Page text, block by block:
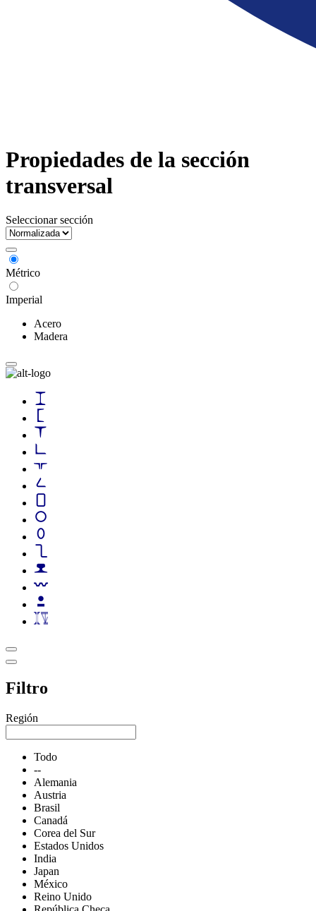
Propiedades de la sección
transversal
Seleccionar sección
Métrico
Imperial
Acero
Madera
Filtro
Región
Todo
--
Alemania
Austria
Brasil
Canadá
Corea del Sur
Estados Unidos
India
Japan
México
Reino Unido